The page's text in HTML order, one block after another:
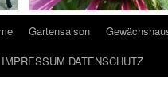
Gartensaison
IMPRESSUM DATENSCHUTZ